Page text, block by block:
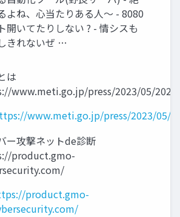
よね、心当たりある人〜 - 8080
開いてたりしない ? - 情シスも
きれないぜ …
は
www.meti.go.jp/press/2023/05/
www.meti.go.jp/press/2023/05/
ー攻撃ネットde診断
product.gmo-
product.gmo-